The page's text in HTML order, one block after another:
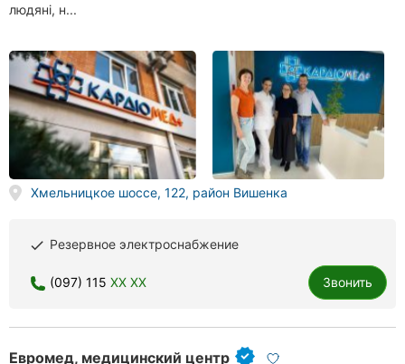
людяні, н...
Хмельницкое шоссе, 122, район Вишенка
done Резервное электроснабжение
(097) 115 XX XX Звонить
Евромед, медицинский центр